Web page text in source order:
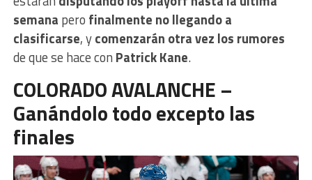
semana pero finalmente no llegando a
clasificarse, ycomenzarán otra vez los rumores
de que se hace con Patrick Kane.
COLORADO AVALANCHE –
Ganándolo todo excepto las
finales